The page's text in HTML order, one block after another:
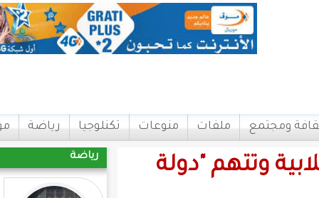
منوعات تكنلوجيا رياضة مواقع اتصل بنا
رياضة "دولة